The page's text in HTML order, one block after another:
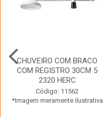
CHUVEIRO COM BRACO
COM REGISTRO 30CM 5
2320 HERC
Código: 11562
*Imagem meramente ilustrativa